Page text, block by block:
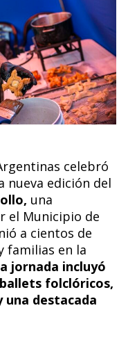
celebró
nueva edición del
una
el Municipio de
a cientos de
familias en la
jornada incluyó
folclóricos,
destacada